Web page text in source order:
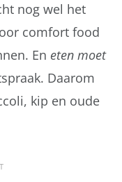
nog wel het
comfort food
En eten moet
Daarom
kip en oude